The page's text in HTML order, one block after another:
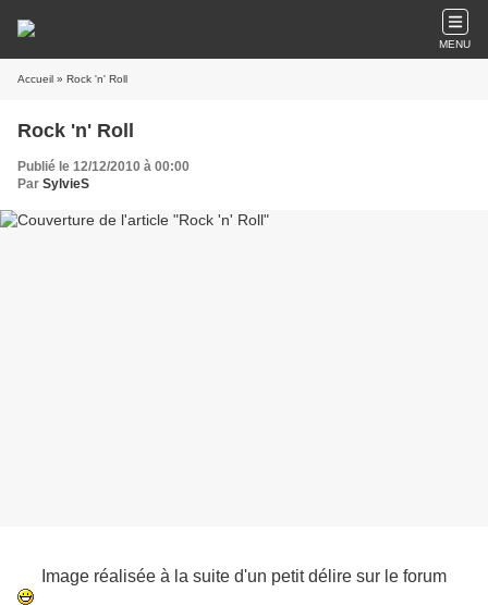
MENU
Accueil » Rock 'n' Roll
Rock 'n' Roll
Publié le 12/12/2010 à 00:00
Par SylvieS
Image réalisée à la suite d'un petit délire sur le forum